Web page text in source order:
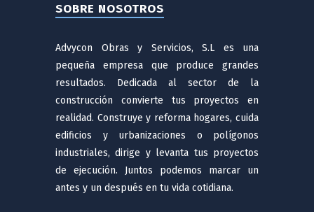
SOBRE NOSOTROS
Advycon Obras y Servicios, S.L es una
pequeña empresa que produce grandes
resultados. Dedicada al sector de la
construcción convierte tus proyectos en
realidad. Construye y reforma hogares, cuida
edificios y urbanizaciones o polígonos
industriales, dirige y levanta tus proyectos
de ejecución. Juntos podemos marcar un
antes y un después en tu vida cotidiana.